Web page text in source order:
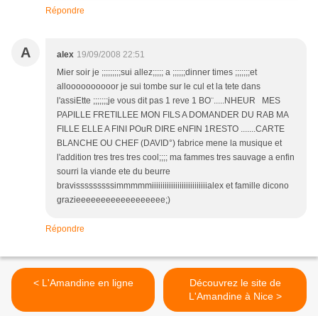
Répondre
A alex 19/09/2008 22:51
Mier soir je ;;;;;;;;;sui allez;;;;; a ;;;;;;dinner times ;;;;;;;et
alloooooooooor je sui tombe sur le cul et la tete dans
l'assiEtte ;;;;;;;je vous dit pas 1 reve 1 BO¨.....NHEUR MES
PAPILLE FRETILLEE MON FILS A DOMANDER DU RAB MA
FILLE ELLE A FINI POuR DIRE eNFIN 1RESTO .......CARTE
BLANCHE OU CHEF (DAVID°) fabrice mene la musique et
l'addition tres tres tres cool;;;; ma fammes tres sauvage a enfin
sourri la viande ete du beurre
bravisssssssssimmmmmiiiiiiiiiiiiiiiiiiiiiiiiiialex et famille dicono
grazieeeeeeeeeeeeeeeeee;)
Répondre
< L'Amandine en ligne
Découvrez le site de
L'Amandine à Nice >